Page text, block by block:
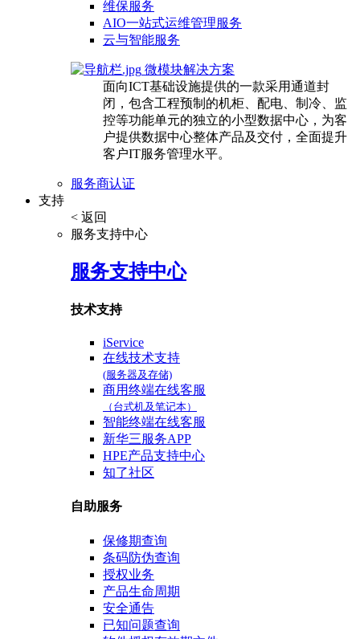
维保服务
AIO一站式运维管理服务
云与智能服务
微模块解决方案
面向ICT基础设施提供的一款采用通道封
闭，包含工程预制的机柜、配电、制冷、监
控等功能单元的独立的小型数据中心，为客
户提供数据中心整体产品及交付，全面提升
客户IT服务管理水平。
服务商认证
支持
< 返回
服务支持中心
服务支持中心
技术支持
iService
在线技术支持
(服务器及存储)
商用终端在线客服
（台式机及笔记本）
智能终端在线客服
新华三服务APP
HPE产品支持中心
知了社区
自助服务
保修期查询
条码防伪查询
授权业务
产品生命周期
安全通告
已知问题查询